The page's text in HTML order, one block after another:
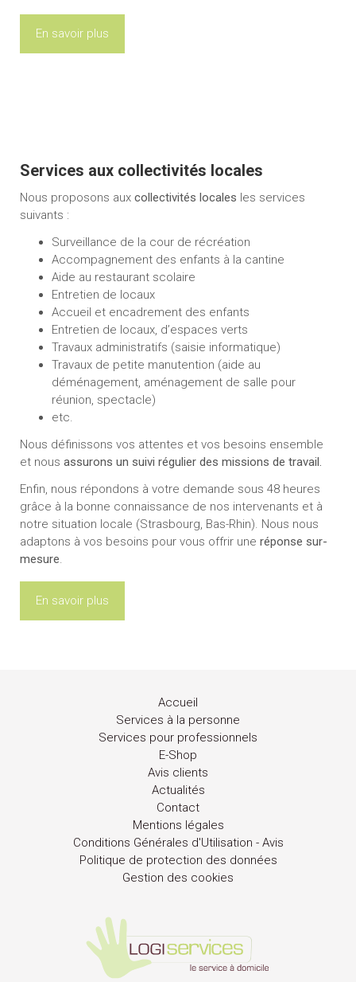
En savoir plus
Services aux collectivités locales
Nous proposons aux collectivités locales les services
suivants :
Surveillance de la cour de récréation
Accompagnement des enfants à la cantine
Aide au restaurant scolaire
Entretien de locaux
Accueil et encadrement des enfants
Entretien de locaux, d’espaces verts
Travaux administratifs (saisie informatique)
Travaux de petite manutention (aide au
déménagement, aménagement de salle pour
réunion, spectacle)
etc.
Nous définissons vos attentes et vos besoins ensemble
et nous assurons un suivi régulier des missions de travail.
Enfin, nous répondons à votre demande sous 48 heures
grâce à la bonne connaissance de nos intervenants et à
notre situation locale (Strasbourg, Bas-Rhin). Nous nous
adaptons à vos besoins pour vous offrir une réponse sur-
mesure.
En savoir plus
Accueil
Services à la personne
Services pour professionnels
E-Shop
Avis clients
Actualités
Contact
Mentions légales
Conditions Générales d'Utilisation - Avis
Politique de protection des données
Gestion des cookies